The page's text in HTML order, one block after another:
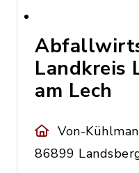
Landkreis
am Lech
Von-
86899